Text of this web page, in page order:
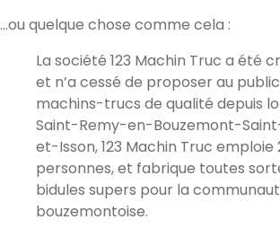
…ou quelque chose comme cela :
La société 123 Machin Truc a été
et n’a cessé de proposer au
machins-trucs de qualité depuis
Saint-Remy-en-Bouzemont-
et-Isson, 123 Machin Truc emploie
personnes, et fabrique toutes
bidules supers pour la
bouzemontoise.